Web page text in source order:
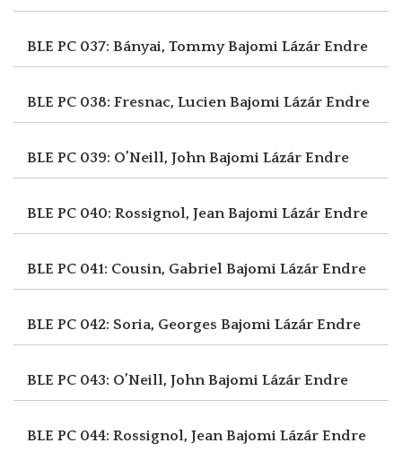
BLE PC 037: Bányai, TommyBajomi Lázár Endre
BLE PC 038: Fresnac, LucienBajomi Lázár Endre
BLE PC 039: O’Neill, JohnBajomi Lázár Endre
BLE PC 040: Rossignol, JeanBajomi Lázár Endre
BLE PC 041: Cousin, Gabriel Bajomi Lázár Endre
BLE PC 042: Soria, Georges Bajomi Lázár Endre
BLE PC 043: O’Neill, JohnBajomi Lázár Endre
BLE PC 044: Rossignol, JeanBajomi Lázár Endre